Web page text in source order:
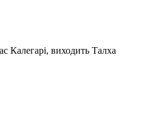
Калегарі, виходить Талха